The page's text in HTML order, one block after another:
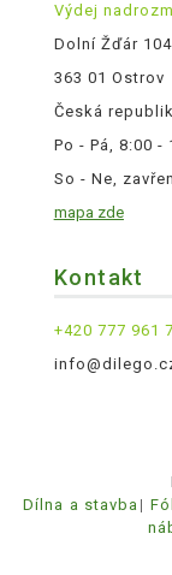
Výdej
Dolní Žďár 104
363 01 Ostrov
Česká
Po - Pá, 8:00 -
So - Ne,
mapa zde
Kontakt
+420 777 961
Dílna a stavba